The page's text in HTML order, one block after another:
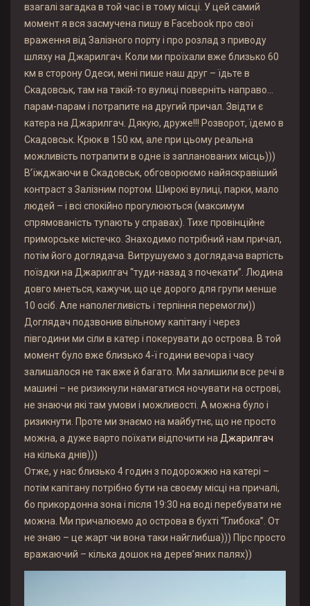
взагалі загадка в той час і в тому місці. У цей самий
момент я вся засмучена пишу в Facebook про свої
враження від Залізного порту і про розлад з приводу
шляху на Джарилгач. Коли ми проїхали вже близько 60
км в сторону Одеси, мені пише наш друг – їдьте в
Скадовськ, там на такій-то вулиці поверніть направо…
парам-парам і потрапите на другий причал. Звідти є
катера на Джарилгач. Дякую, друже!!! Розворот, їдемо в
Скадовськ. Крюк в 150 км, але при цьому реальна
можливість потрапити в одне із запланованих місць)))
В’їжджаючи в Скадовськ, обговорюємо найяскравіший
контраст з Залізним портом. Широкі вулиці, парки, мало
людей – і всі спокійно прогулюються (максимум
спрямованість тупають у справах). Тихе провінційне
приморське містечко. Знаходимо потрібний нам причал,
потім його доглядача. Витрушуємо з доглядача вартість
поїздки на Джарилгач “туди-назад з почекати”. Людина
довго мнеться, кажучи, що це дорого для групи менше
10 осіб. Але наполегливість і терпіння перемогли))
Доглядач подзвонив вільному капітану і через
півгодини ми сіли в катер і покерувати до острова. В той
момент було вже близько 4-ї години вечора і часу
залишалося не так вже й багато. Ми залишили все речі в
машині – не ризикнули намагатися ночувати на острові,
не знаючи які там умови і можливості. А можна було і
ризикнути. Проте ми знаємо на майбутнє, що не просто
можна, а дуже варто поїхати відпочити на Джарилгач
на кілька днів)))
Отже, у нас близько 4 годин з подорожжю на катері –
потім капітану потрібно бути на своєму місці на причалі,
бо прикордонна зона і після 19:30 на воді перебувати не
можна. Ми причалюємо до острова в бухті “Глибока”. От
не знаю – це жарт чи вона таки найглибша))) Пірс просто
вражаючий – кілька дошок на дерев’яних палях))